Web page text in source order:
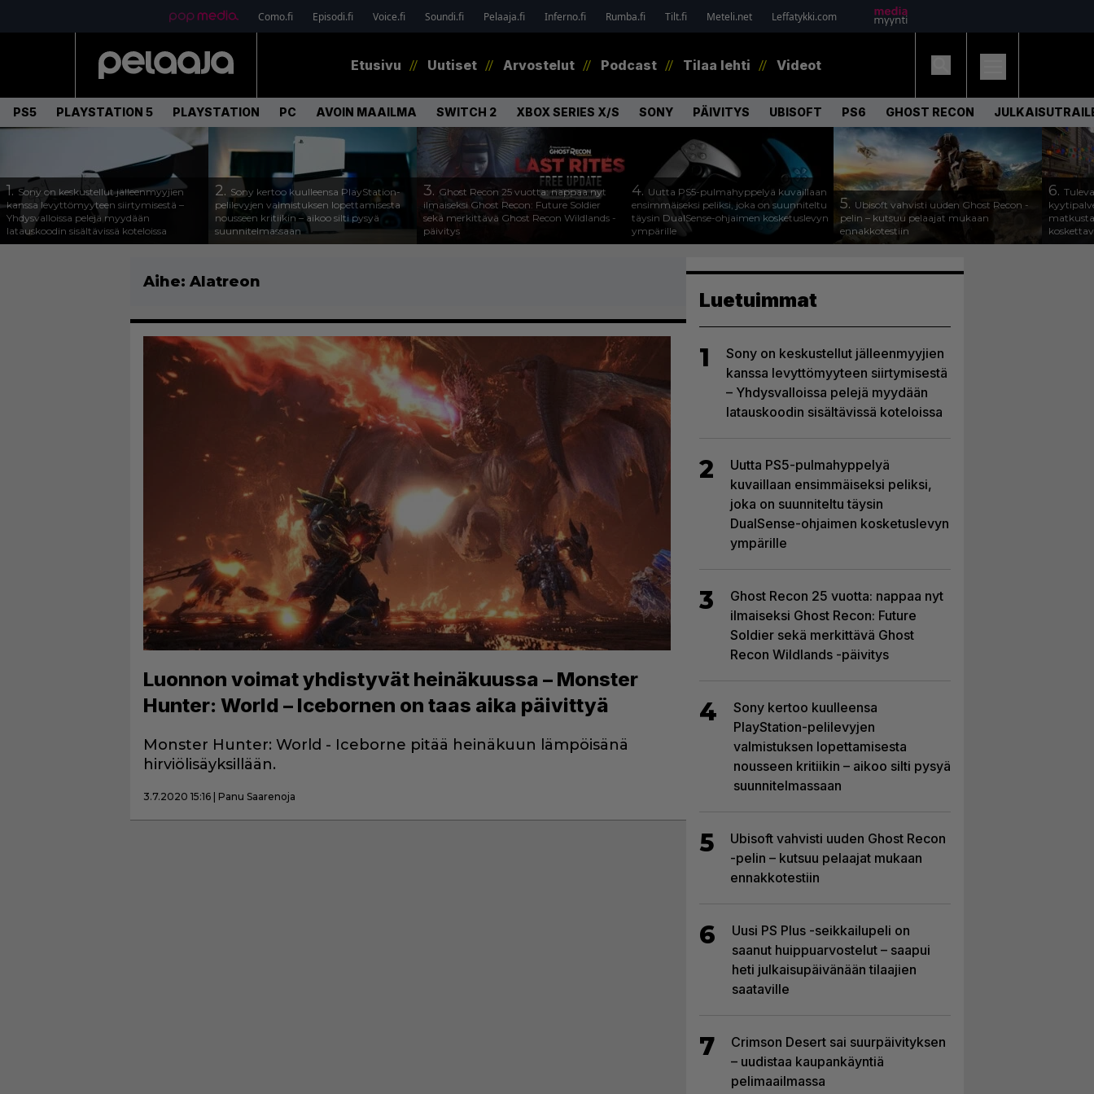
Como.fi Episodi.fi Voice.fi Soundi.fi Pelaaja.fi Inferno.fi Rumba.fi Tilt.fi Meteli.net Leffatykki.com
Etusivu Uutiset Arvostelut Podcast Tilaa lehti Videot
PS5 PLAYSTATION 5 PLAYSTATION PC AVOIN MAAILMA SWITCH 2 XBOX SERIES X/S SONY PÄIVITYS UBISOFT PS6 GHOST RECON
1.Sony on keskustellut jälleenmyyjien
kanssa levyttömyyteen siirtymisestä –
Yhdysvalloissa pelejä myydään
latauskoodin sisältävissä koteloissa
2. Sony kertoo kuulleensa PlayStation-
pelilevyjen valmistuksen lopettamisesta
nousseen kritiikin – aikoo silti pysyä
suunnitelmassaan
3. Ghost Recon 25 vuotta: nappaa nyt
ilmaiseksi Ghost Recon: Future Soldier
sekä merkittävä Ghost Recon Wildlands -
päivitys
4. Uutta PS5-pulmahyppelyä kuvaillaan
ensimmäiseksi peliksi, joka on suunniteltu
täysin DualSense-ohjaimen kosketuslevyn
ympärille
5. Ubisoft vahvisti uuden Ghost Recon -
pelin – kutsuu pelaajat mukaan
ennakkotestiin
6.
Aihe: Alatreon
Luonnon voimat yhdistyvät heinäkuussa – Monster
Hunter: World – Icebornen on taas aika päivittyä
Monster Hunter: World - Iceborne pitää heinäkuun lämpöisänä
hirviölisäyksillään.
3.7.2020 15:16 | Panu Saarenoja
Luetuimmat
1
Sony on keskustellut jälleenmyyjien
kanssa levyttömyyteen siirtymisestä
– Yhdysvalloissa pelejä myydään
latauskoodin sisältävissä koteloissa
2
Uutta PS5-pulmahyppelyä
kuvaillaan ensimmäiseksi peliksi,
joka on suunniteltu täysin
DualSense-ohjaimen kosketuslevyn
ympärille
3
Ghost Recon 25 vuotta: nappaa nyt
ilmaiseksi Ghost Recon: Future
Soldier sekä merkittävä Ghost
Recon Wildlands -päivitys
4
Sony kertoo kuulleensa
PlayStation-pelilevyjen
valmistuksen lopettamisesta
nousseen kritiikin – aikoo silti pysyä
suunnitelmassaan
5
Ubisoft vahvisti uuden Ghost Recon
-pelin – kutsuu pelaajat mukaan
ennakkotestiin
6
Uusi PS Plus -seikkailupeli on
saanut huippuarvostelut – saapui
heti julkaisupäivänään tilaajien
saataville
7
Crimson Desert sai suurpäivityksen
– uudistaa kaupankäyntiä
pelimaailmassa